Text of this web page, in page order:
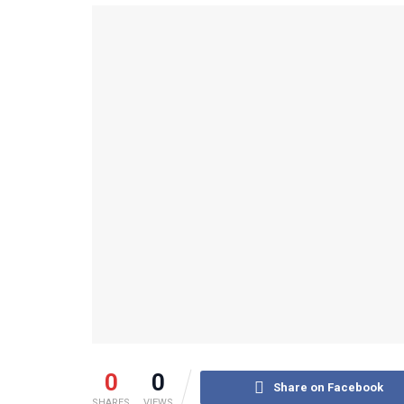
0 0 Share on Facebook